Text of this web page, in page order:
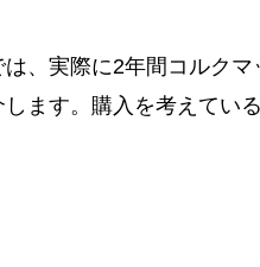
は、実際に2年間コルク
ます。購入を考えてい